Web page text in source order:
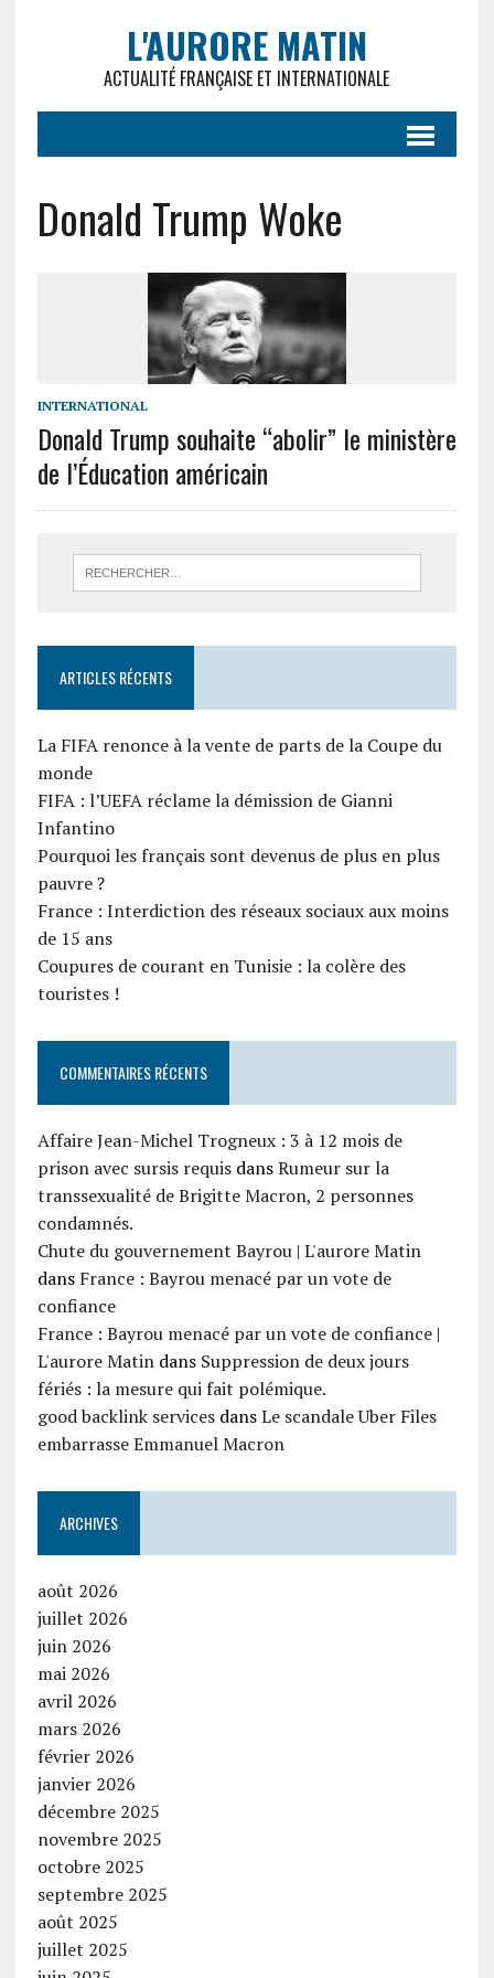
L'AURORE MATIN
ACTUALITÉ FRANÇAISE ET INTERNATIONALE
Donald Trump Woke
INTERNATIONAL
Donald Trump souhaite “abolir” le ministère
de l’Éducation américain
ARTICLES RÉCENTS
La FIFA renonce à la vente de parts de la Coupe du
monde
FIFA : l’UEFA réclame la démission de Gianni
Infantino
Pourquoi les français sont devenus de plus en plus
pauvre ?
France : Interdiction des réseaux sociaux aux moins
de 15 ans
Coupures de courant en Tunisie : la colère des
touristes !
COMMENTAIRES RÉCENTS
Affaire Jean-Michel Trogneux : 3 à 12 mois de
prison avec sursis requisdansRumeur sur la
transsexualité de Brigitte Macron, 2 personnes
condamnés.
Chute du gouvernement Bayrou | L'aurore Matin
dans France : Bayrou menacé par un vote de
confiance
France : Bayrou menacé par un vote de confiance |
L'aurore Matindans Suppression de deux jours
fériés : la mesure qui fait polémique.
good backlink servicesdansLe scandale Uber Files
embarrasse Emmanuel Macron
ARCHIVES
août 2026
juillet 2026
juin 2026
mai 2026
avril 2026
mars 2026
février 2026
janvier 2026
décembre 2025
novembre 2025
octobre 2025
septembre 2025
août 2025
juillet 2025